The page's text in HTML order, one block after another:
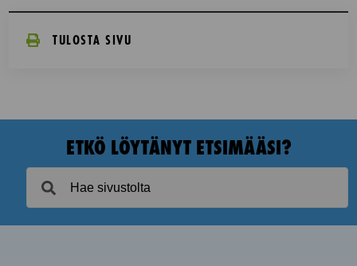
TULOSTA SIVU
ETKÖ LÖYTÄNYT ETSIMÄÄSI?